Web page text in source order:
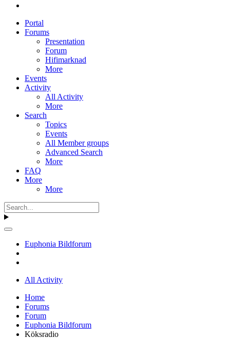
Portal
Forums
Presentation
Forum
Hifimarknad
More
Events
Activity
All Activity
More
Search
Topics
Events
All Member groups
Advanced Search
More
FAQ
More
More
Euphonia Bildforum
All Activity
Home
Forums
Forum
Euphonia Bildforum
Köksradio